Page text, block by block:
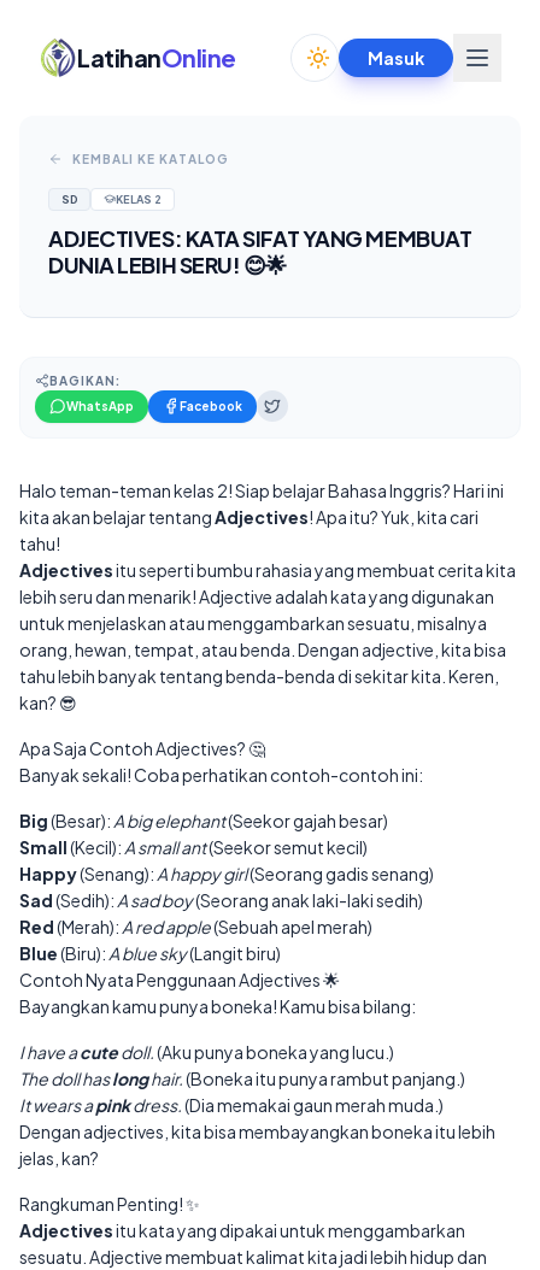
LatihanOnline Toggle theme
Masuk
KEMBALI KE KATALOG
SD KELAS 2
ADJECTIVES: KATA SIFAT YANG MEMBUAT
DUNIA LEBIH SERU! 😊🌟
BAGIKAN:
WhatsApp
Facebook
Halo teman-teman kelas 2! Siap belajar Bahasa Inggris? Hari ini
kita akan belajar tentang Adjectives! Apa itu? Yuk, kita cari
tahu!
Adjectivesitu seperti bumbu rahasia yang membuat cerita kita
lebih seru dan menarik! Adjective adalah kata yang digunakan
untuk menjelaskan atau menggambarkan sesuatu, misalnya
orang, hewan, tempat, atau benda. Dengan adjective, kita bisa
tahu lebih banyak tentang benda-benda di sekitar kita. Keren,
kan? 😎
Apa Saja Contoh Adjectives? 🤔
Banyak sekali! Coba perhatikan contoh-contoh ini:
Big(Besar): A big elephant(Seekor gajah besar)
Small(Kecil): A small ant(Seekor semut kecil)
Happy(Senang): A happy girl(Seorang gadis senang)
Sad(Sedih): A sad boy(Seorang anak laki-laki sedih)
Red(Merah): A red apple(Sebuah apel merah)
Blue(Biru): A blue sky(Langit biru)
Contoh Nyata Penggunaan Adjectives 🌟
Bayangkan kamu punya boneka! Kamu bisa bilang:
I have acutedoll. (Aku punya boneka yang lucu.)
The doll haslonghair.(Boneka itu punya rambut panjang.)
It wears apinkdress. (Dia memakai gaun merah muda.)
Dengan adjectives, kita bisa membayangkan boneka itu lebih
jelas, kan?
Rangkuman Penting! ✨
Adjectivesitu kata yang dipakai untuk menggambarkan
sesuatu. Adjective membuat kalimat kita jadi lebih hidup dan